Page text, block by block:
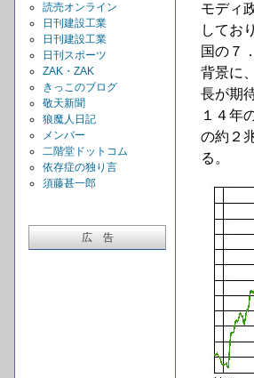
読売オンライン
日刊建設工業
日刊建設工業
日刊スポーツ
ZAK・ZAK
きっこのブログ
敬天新聞
狼魔人日記
メンバー
二階堂ドットコム
依存症の独り言
須藤甚一郎
広 告
モディ
してお
国の７
背景に
長が期
１４年
の約２
る。